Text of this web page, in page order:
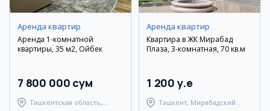
Аренда квартир
Аренда 1-комнатной
квартиры, 35 м2, Ойбек
7 800 000 сум
Ташкентская область,
Аренда квартир
Квартира в ЖК Мирабад
Плаза, 3-комнатная, 70 кв.м
1 200 y.e
Ташкент, Мирабадский